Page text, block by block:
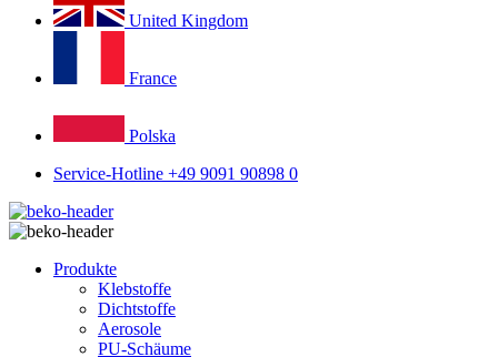
United Kingdom
France
Polska
Service-Hotline +49 9091 90898 0
Produkte
Klebstoffe
Dichtstoffe
Aerosole
PU-Schäume